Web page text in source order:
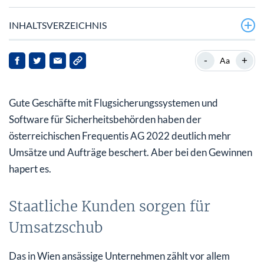
INHALTSVERZEICHNIS
Staatliche Kunden sorgen für Umsatzschub
Sehr verhaltener Ausblick auf 2023
- Aa +
Gute Geschäfte mit Flugsicherungssystemen und
Software für Sicherheitsbehörden haben der
österreichischen Frequentis AG 2022 deutlich mehr
Umsätze und Aufträge beschert. Aber bei den Gewinnen
hapert es.
Staatliche Kunden sorgen für
Umsatzschub
Das in Wien ansässige Unternehmen zählt vor allem